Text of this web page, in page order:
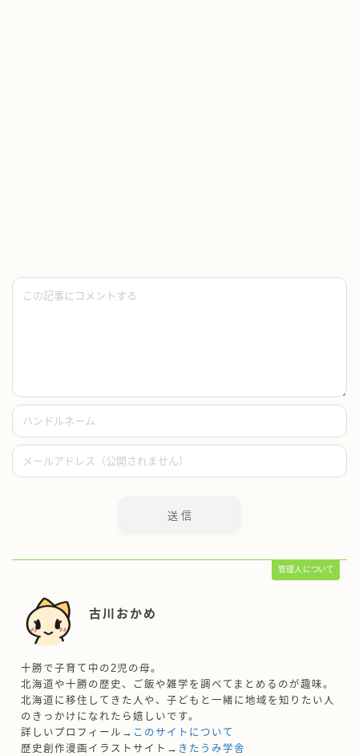
管理人について
古川おかめ
十勝で子育て中の2児の母。
北海道や十勝の歴史、ご飯や雑学を調べてまとめるのが趣味。
北海道に移住してきた人や、子どもと一緒に地域を知りたい人
のきっかけになれたら嬉しいです。
詳しいプロフィール→ このサイトについて
歴史創作漫画イラストサイト→ きたうみ学舎